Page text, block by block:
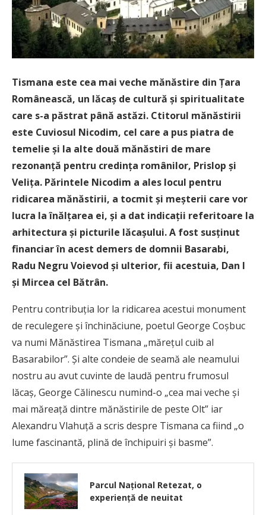
Tismana este cea mai veche mănăstire din Ţara
Românească, un lăcaş de cultură și spiritualitate
care s-a păstrat până astăzi. Ctitorul mănăstirii
este Cuviosul Nicodim, cel care a pus piatra de
temelie și la alte două mănăstiri de mare
rezonanță pentru credința românilor, Prislop și
Velița. Părintele Nicodim a ales locul pentru
ridicarea mănăstirii, a tocmit și meșterii care vor
lucra la înălțarea ei, și a dat indicații referitoare la
arhitectura și picturile lăcașului. A fost susținut
financiar în acest demers de domnii Basarabi,
Radu Negru Voievod și ulterior, fii acestuia, Dan I
și Mircea cel Bătrân.
Pentru contribuția lor la ridicarea acestui monument
de reculegere și închinăciune, poetul George Coșbuc
va numi Mănăstirea Tismana „mărețul cuib al
Basarabilor”. Și alte condeie de seamă ale neamului
nostru au avut cuvinte de laudă pentru frumosul
lăcaș, George Călinescu numind-o „cea mai veche și
mai măreață dintre mănăstirile de peste Olt” iar
Alexandru Vlahuță a scris despre Tismana ca fiind „o
lume fascinantă, plină de închipuiri și basme”.
Parcul Național Retezat, o
experiență de neuitat